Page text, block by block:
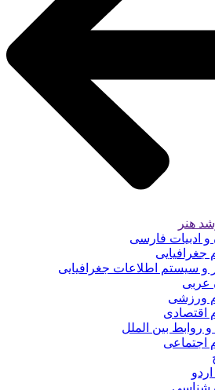
هنر
ادبیات فارسی
سیستم اطلاعات جغرافیایی
عربی
ورزشی
اقتصادی
روابط بین الملل
اجتماعی